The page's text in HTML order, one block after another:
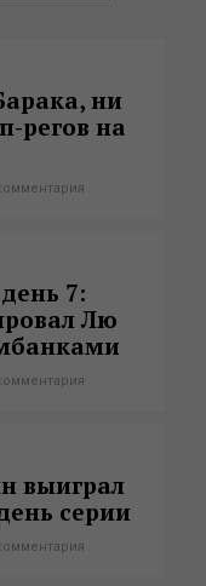
ни
регов на
7:
Лю
выиграл
серии